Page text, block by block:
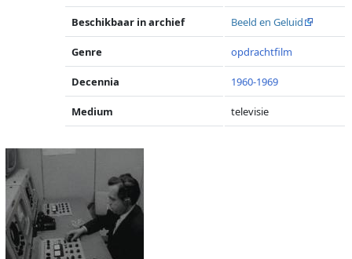
Beschikbaar in archief Beeld en Geluid
Genre opdrachtfilm
Decennia 1960-1969
Medium televisie